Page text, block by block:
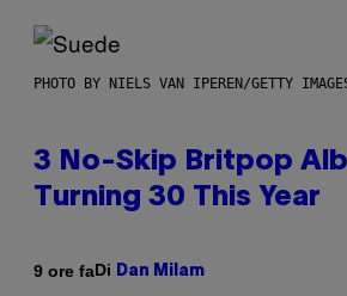
PHOTO BY NIELS VAN IPEREN/GETTY
3 No-Skip Britpop
Turning 30 This Year
9 ore faDi Dan Milam